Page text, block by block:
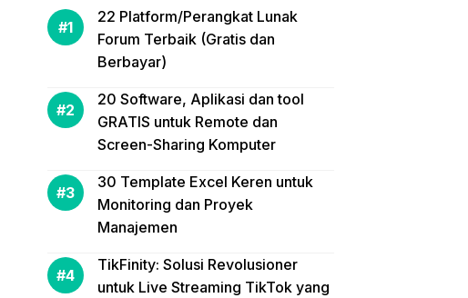
22 Platform/Perangkat Lunak
Forum Terbaik (Gratis dan
Berbayar)
20 Software, Aplikasi dan tool
GRATIS untuk Remote dan
Screen-Sharing Komputer
30 Template Excel Keren untuk
Monitoring dan Proyek
Manajemen
TikFinity: Solusi Revolusioner
untuk Live Streaming TikTok yang